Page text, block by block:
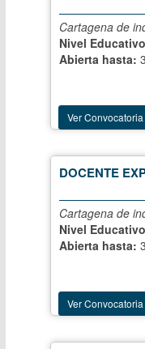
Cartagena de
Nivel
Abierta hasta:
Ver Convocatoria
DOCENTE
Cartagena de
Nivel
Abierta hasta:
Ver Convocatoria